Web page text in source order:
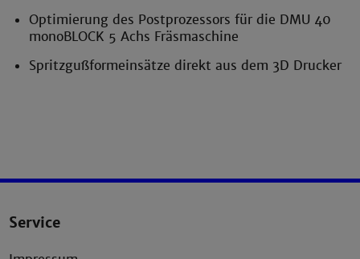
Optimierung des Postprozessors für die DMU 40
monoBLOCK 5 Achs Fräsmaschine
Spritzgußformeinsätze direkt aus dem 3D Drucker
Service